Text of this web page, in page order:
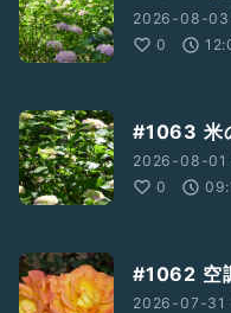
2026-08-03
0
#1063 米
2026-08-01
0
#1062 空
2026-07-31